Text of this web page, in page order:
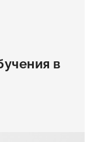
в